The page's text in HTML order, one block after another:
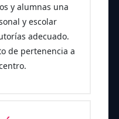
y alumnas una
y escolar
adecuado.
de pertenencia a